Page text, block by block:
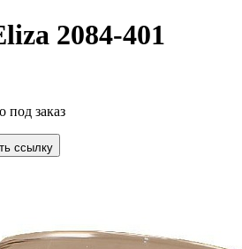
2084-401
под заказ
ссылку